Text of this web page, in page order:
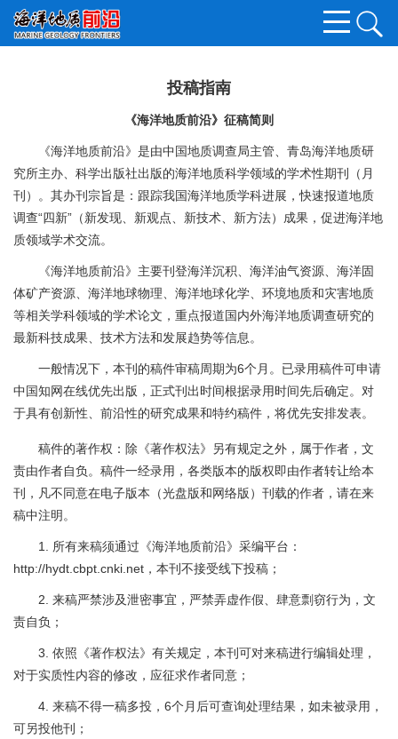
投稿指南
《海洋地质前沿》征稿简则
《海洋地质前沿》是由中国地质调查局主管、青岛海洋地质研
究所主办、科学出版社出版的海洋地质科学领域的学术性期刊（月
刊）。其办刊宗旨是：跟踪我国海洋地质学科进展，快速报道地质
调查“四新”（新发现、新观点、新技术、新方法）成果，促进海洋地
质领域学术交流。
《海洋地质前沿》主要刊登海洋沉积、海洋油气资源、海洋固
体矿产资源、海洋地球物理、海洋地球化学、环境地质和灾害地质
等相关学科领域的学术论文，重点报道国内外海洋地质调查研究的
最新科技成果、技术方法和发展趋势等信息。
一般情况下，本刊的稿件审稿周期为6个月。已录用稿件可申请
中国知网在线优先出版，正式刊出时间根据录用时间先后确定。对
于具有创新性、前沿性的研究成果和特约稿件，将优先安排发表。
稿件的著作权：除《著作权法》另有规定之外，属于作者，文
责由作者自负。稿件一经录用，各类版本的版权即由作者转让给本
刊，凡不同意在电子版本（光盘版和网络版）刊载的作者，请在来
稿中注明。
1. 所有来稿须通过《海洋地质前沿》采编平台：
http://hydt.cbpt.cnki.net ，本刊不接受线下投稿；
2. 来稿严禁涉及泄密事宜，严禁弄虚作假、肆意剽窃行为，文
责自负；
3. 依照《著作权法》有关规定，本刊可对来稿进行编辑处理，
对于实质性内容的修改，应征求作者同意；
4. 来稿不得一稿多投，6个月后可查询处理结果，如未被录用，
可另投他刊；